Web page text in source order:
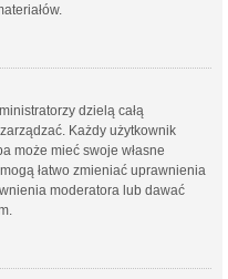
dzielą całą
Każdy użytkownik
może mieć swoje własne
łatwo zmieniać uprawnienia
moderatora lub dawać